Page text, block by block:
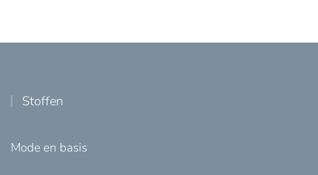
Stoffen
Mode en basis